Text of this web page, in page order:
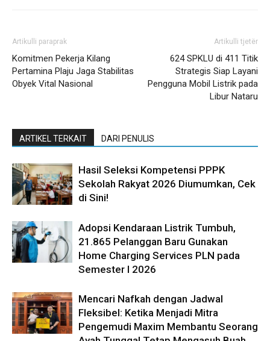
Artikulli paraprak
Komitmen Pekerja Kilang
Pertamina Plaju Jaga Stabilitas
Obyek Vital Nasional
Artikulli tjetër
624 SPKLU di 411 Titik
Strategis Siap Layani
Pengguna Mobil Listrik pada
Libur Nataru
ARTIKEL TERKAIT DARI PENULIS
Hasil Seleksi Kompetensi PPPK
Sekolah Rakyat 2026 Diumumkan, Cek
di Sini!
Adopsi Kendaraan Listrik Tumbuh,
21.865 Pelanggan Baru Gunakan
Home Charging Services PLN pada
Semester I 2026
Mencari Nafkah dengan Jadwal
Fleksibel: Ketika Menjadi Mitra
Pengemudi Maxim Membantu Seorang